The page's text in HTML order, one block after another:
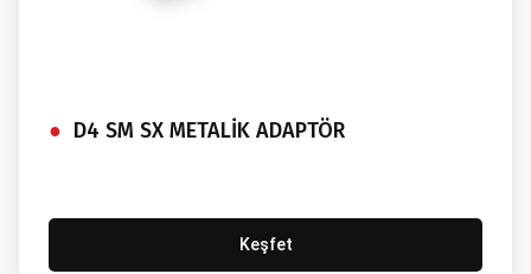
D4 SM SX METALİK ADAPTÖR
Keşfet